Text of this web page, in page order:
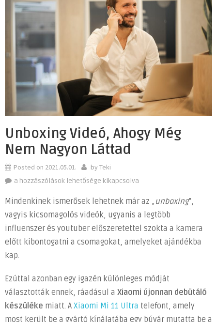
Unboxing Videó, Ahogy Még
Nem Nagyon Láttad
Posted on 2021.05.01. by Teki
Unboxing
ahogy
még
nem
nagyon
láttad
a hozzászólások lehetősége kikapcsolva
Mindenkinek ismerősek lehetnek már az „ unboxing”,
vagyis kicsomagolós videók, ugyanis a legtöbb
influenszer és youtuber előszeretettel szokta a kamera
előtt kibontogatni a csomagokat, amelyeket ajándékba
kap.
Ezúttal azonban egy igazén különleges módját
választották ennek, ráadásul a Xiaomi újonnan debütáló
készüléke miatt. A Xiaomi Mi 11 Ultra telefont, amely
most került be a gyártó kínálatába egy búvár mutatta be a